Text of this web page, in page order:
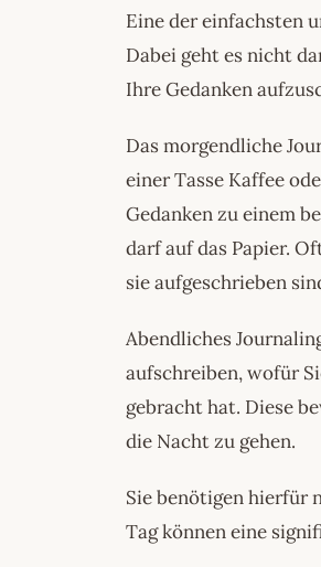
Eine der einfachsten
Dabei geht es nicht
Ihre Gedanken
Das morgendliche
einer Tasse Kaffee
Gedanken zu einem
darf auf das Papier.
sie aufgeschrieben
Abendliches
aufschreiben, wofür
gebracht hat. Diese
die Nacht zu gehen.
Sie benötigen hierfür
Tag können eine